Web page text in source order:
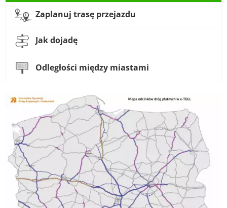
Zaplanuj trasę przejazdu
Jak dojadę
Odległości między miastami